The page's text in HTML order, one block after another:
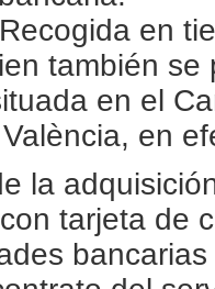
en
también
en el
en
la
tarjeta de